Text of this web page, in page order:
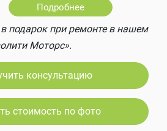
Подробнее
подарок при ремонте в нашем
Моторс».
консультацию
стоимость по фото